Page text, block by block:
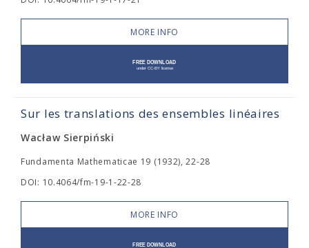
MORE INFO
Sur les translations des ensembles linéaires
Wacław Sierpiński
Fundamenta Mathematicae 19 (1932), 22-28
DOI: 10.4064/fm-19-1-22-28
MORE INFO